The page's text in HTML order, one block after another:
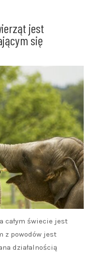
jest
się
całym świecie jest
z powodów jest
działalnością